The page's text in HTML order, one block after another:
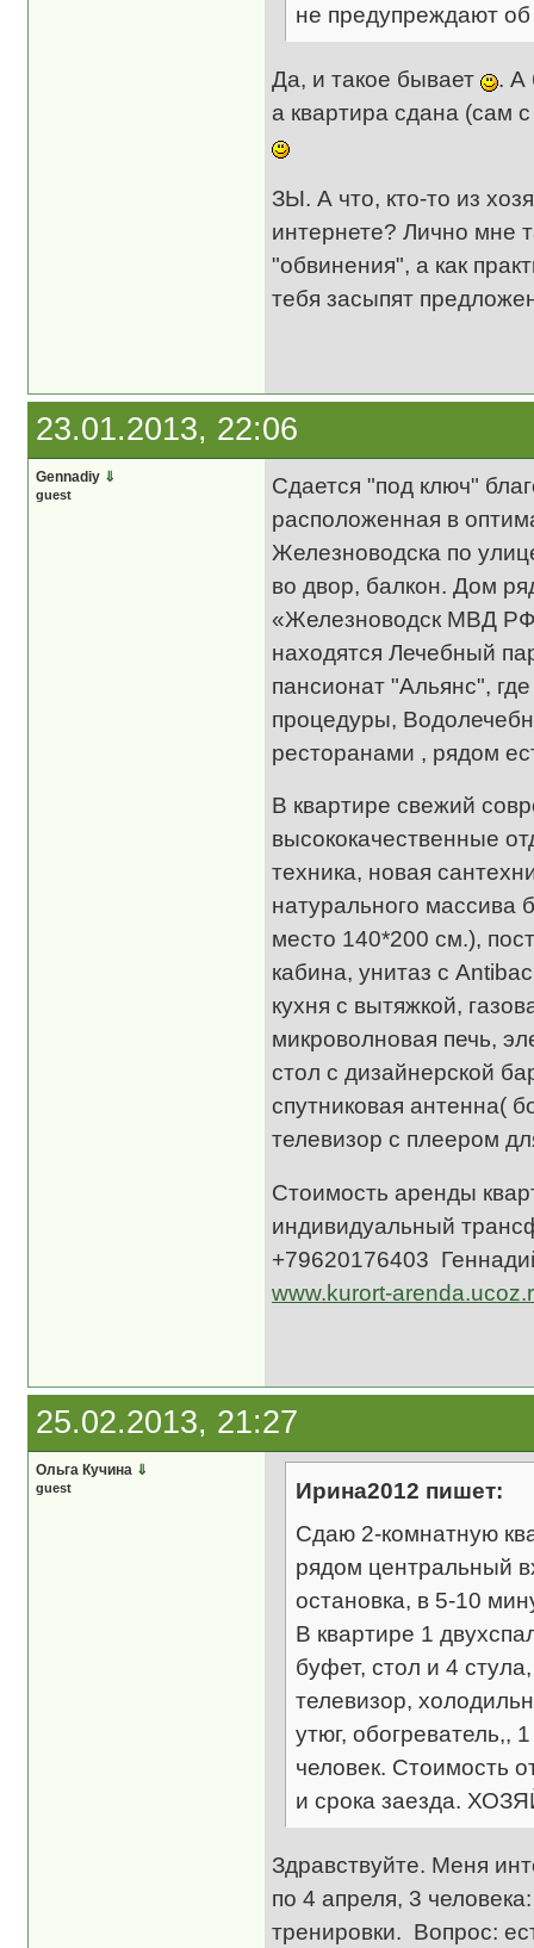
не предупреждают об
Да, и такое бывает
. А
а квартира сдана (сам
ЗЫ. А что, кто-то из
интернете? Лично мне
"обвинения", а как
тебя засыпят
23.01.2013, 22:06
Gennadiy ⇓
guest
Сдается "под ключ"
расположенная в
Железноводска по
во двор, балкон. Дом
«Железноводск МВД
находятся Лечебный
пансионат "Альянс",
процедуры,
ресторанами , рядом
В квартире свежий
высококачественные
техника, новая
натурального массива
место 140*200 см.),
кабина, унитаз с
кухня с вытяжкой,
микроволновая печь,
стол с дизайнерской
спутниковая антенна(
телевизор с плеером
Стоимость аренды
индивидуальный
+79620176403
www.kurort-
25.02.2013, 21:27
Ольга Кучина ⇓
guest
Ирина2012 пишет:
Сдаю 2-комнатную
рядом центральный
остановка, в 5-10
В квартире 1
буфет, стол и 4
телевизор,
утюг, обогреватель,,
человек. Стоимость
и срока заезда.
Здравствуйте. Меня
по 4 апреля, 3
тренировки. Вопрос: